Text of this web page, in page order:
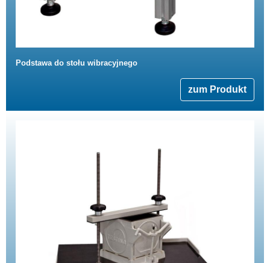
Podstawa do stołu wibracyjnego
zum Produkt